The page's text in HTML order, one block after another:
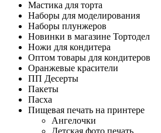
Мастика для торта
Наборы для моделирования
Наборы плунжеров
Новинки в магазине Тортодел
Ножи для кондитера
Оптом товары для кондитеров
Оранжевые красители
ПП Десерты
Пакеты
Пасха
Пищевая печать на принтере
Ангелочки
Детская фото печать